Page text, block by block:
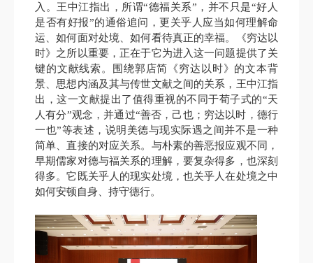
入。王中江指出，所谓“德福关系”，并不只是“好人
是否有好报”的通俗追问，更关乎人应当如何理解命
运、如何面对处境、如何看待真正的幸福。《穷达以
时》之所以重要，正在于它为进入这一问题提供了关
键的文献线索。围绕郭店简《穷达以时》的文本背
景、思想内涵及其与传世文献之间的关系，王中江指
出，这一文献提出了值得重视的不同于荀子式的“天
人有分”观念，并通过“善否，己也；穷达以时，德行
一也”等表述，说明美德与现实际遇之间并不是一种
简单、直接的对应关系。与朴素的善恶报应观不同，
早期儒家对德与福关系的理解，要复杂得多，也深刻
得多。它既关乎人的现实处境，也关乎人在处境之中
如何安顿自身、持守德行。